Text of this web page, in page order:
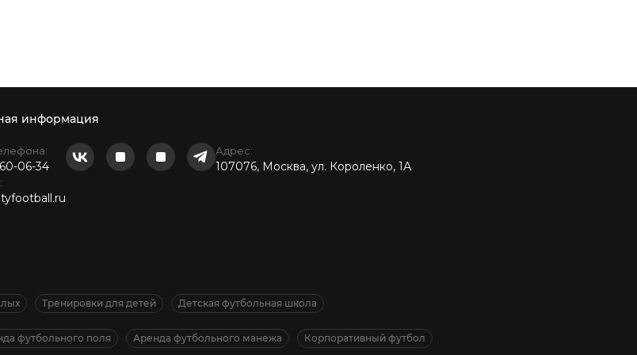
информация
06-34
Адрес:
107076, Москва, ул. Короленко, 1А
Тренировки для детей Детская футбольная школа
футбольного поля Аренда футбольного манежа Корпоративный футбол